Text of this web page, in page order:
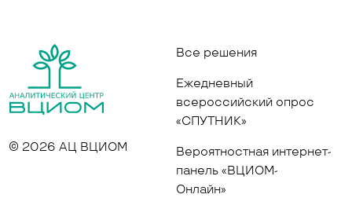
© 2026 АЦ ВЦИОМ
Все решения
Ежедневный
всероссийский опрос
«СПУТНИК»
Вероятностная интернет-
панель «ВЦИОМ-
Онлайн»